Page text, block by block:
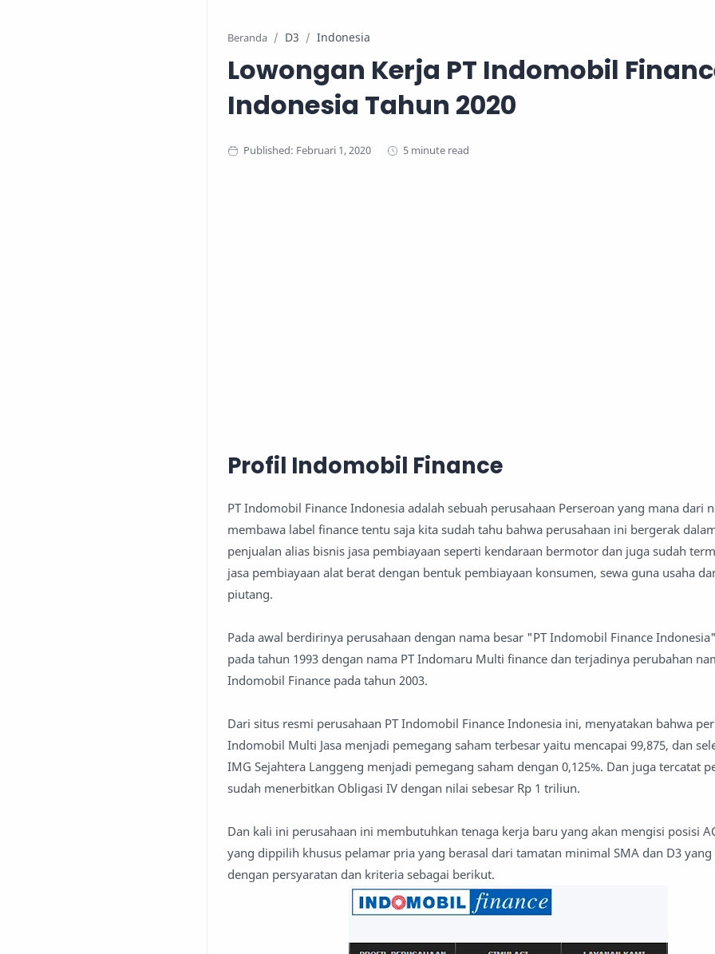
Beranda D3 Indonesia
Lowongan Kerja PT Indomobil
Indonesia Tahun 2020
5 minute read
Profil Indomobil Finance
PT Indomobil Finance Indonesia adalah sebuah perusahaan Perseroan yang mana dari
membawa label finance tentu saja kita sudah tahu bahwa perusahaan ini bergerak
penjualan alias bisnis jasa pembiayaan seperti kendaraan bermotor dan juga sudah
jasa pembiayaan alat berat dengan bentuk pembiayaan konsumen, sewa guna usaha
piutang.
Pada awal berdirinya perusahaan dengan nama besar "PT Indomobil Finance
pada tahun 1993 dengan nama PT Indomaru Multi finance dan terjadinya perubahan
Indomobil Finance pada tahun 2003.
Dari situs resmi perusahaan PT Indomobil Finance Indonesia ini, menyatakan bahwa
Indomobil Multi Jasa menjadi pemegang saham terbesar yaitu mencapai 99,875, dan
IMG Sejahtera Langgeng menjadi pemegang saham dengan 0,125%. Dan juga tercatat
sudah menerbitkan Obligasi IV dengan nilai sebesar Rp 1 triliun.
Dan kali ini perusahaan ini membutuhkan tenaga kerja baru yang akan mengisi posisi
yang dippilih khusus pelamar pria yang berasal dari tamatan minimal SMA dan D3
dengan persyaratan dan kriteria sebagai berikut.